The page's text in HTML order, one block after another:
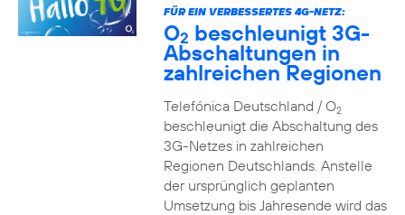
FÜR EIN VERBESSERTES 4G-NETZ:
O2 beschleunigt 3G-
Abschaltungen in
zahlreichen Regionen
Telefónica Deutschland / O2
beschleunigt die Abschaltung des
3G-Netzes in zahlreichen
Regionen Deutschlands. Anstelle
der ursprünglich geplanten
Umsetzung bis Jahresende wird das